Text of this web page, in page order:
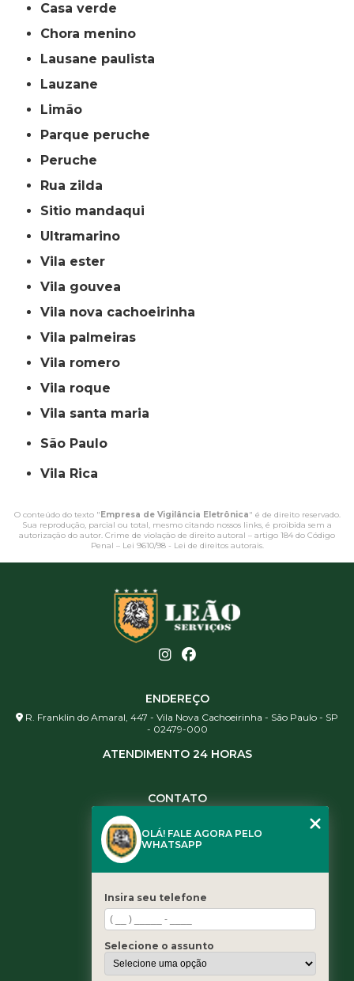
casa verde
chora menino
lausane paulista
lauzane
limão
parque peruche
peruche
rua zilda
sitio mandaqui
ultramarino
vila ester
vila gouvea
vila nova cachoeirinha
vila palmeiras
vila romero
vila roque
vila santa maria
São Paulo
Vila Rica
O conteúdo do texto " Empresa de Vigilância Eletrônica" é de direito reservado.
Sua reprodução, parcial ou total, mesmo citando nossos links, é proibida sem a
autorização do autor. Crime de violação de direito autoral – artigo 184 do Código
Penal – Lei 9610/98 - Lei de direitos autorais.
ENDEREÇO
R. Franklin do Amaral, 447 - Vila Nova Cachoeirinha - São Paulo - SP
- 02479-000
ATENDIMENTO 24 HORAS
CONTATO
(11) 3461-5871
contato@leaoservicos.com.br
Home
Quem somos
Serviços
OLÁ! FALE AGORA PELO
WHATSAPP
Insira seu telefone
Selecione o assunto